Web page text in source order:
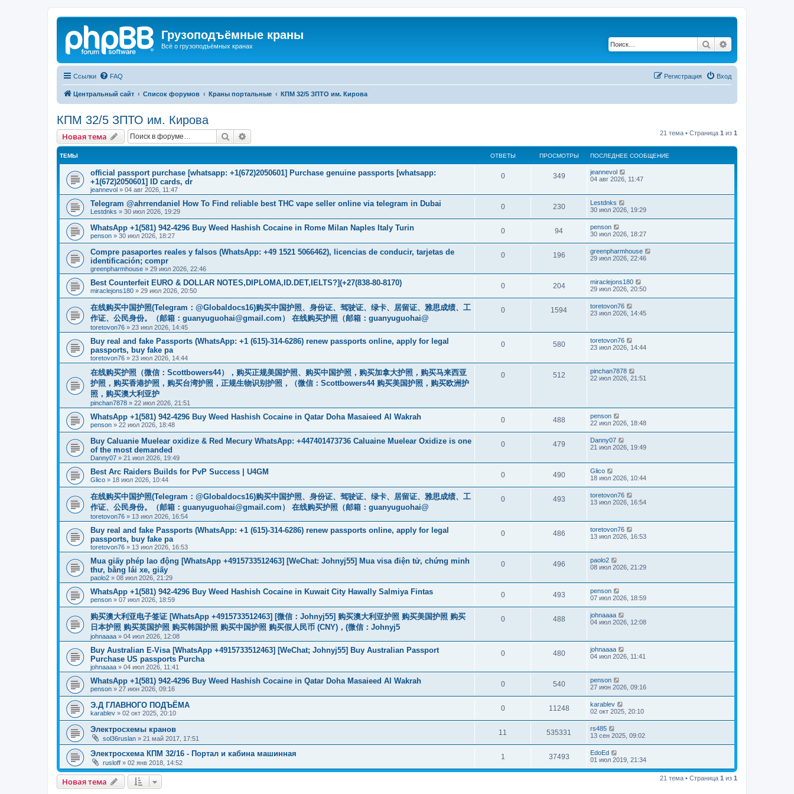
Грузоподъёмные краны
Всё о грузоподъёмных кранах Поиск
Ссылки FAQ Вход
Регистрация
Центральный сайт Список форумов Краны портальные КПМ 32/5 ЗПТО им. Кирова
КПМ 32/5 ЗПТО им. Кирова
Новая тема Поиск 21 тема • Страница 1 из 1
ТЕМЫ ОТВЕТЫ ПРОСМОТРЫ ПОСЛЕДНЕЕ СООБЩЕНИЕ
official passport purchase [whatsapp: +1(672)2050601] Purchase genuine passports [whatsapp:
+1(672)2050601] ID cards, dr
jeannevol » 04 авг 2026, 11:47
0 349
jeannevol
04 авг 2026, 11:47
Telegram @ahrrendaniel How To Find reliable best THC vape seller online via telegram in Dubai
Lestdnks » 30 июл 2026, 19:29
0 230
Lestdnks
30 июл 2026, 19:29
WhatsApp +1(581) 942-4296 Buy Weed Hashish Cocaine in Rome Milan Naples Italy Turin
penson » 30 июл 2026, 18:27
0 94
penson
30 июл 2026, 18:27
Compre pasaportes reales y falsos (WhatsApp: +49 1521 5066462), licencias de conducir, tarjetas de
identificación; compr
greenpharmhouse » 29 июл 2026, 22:46
0 196
greenpharmhouse
29 июл 2026, 22:46
Best Counterfeit EURO & DOLLAR NOTES,DIPLOMA,ID.DET,IELTS?](+27(838-80-8170)
miraclejons180 » 29 июл 2026, 20:50
0 204
miraclejons180
29 июл 2026, 20:50
在线购买中国护照(Telegram：@Globaldocs16)购买中国护照、身份证、驾驶证、绿卡、居留证、雅思成绩、工
作证、公民身份。（邮箱： guanyuguohai@gmail.com ） 在线购买护照（邮箱：guanyuguohai@
toretovon76 » 23 июл 2026, 14:45
0 1594
toretovon76
23 июл 2026, 14:45
Buy real and fake Passports (WhatsApp: +1 (615)-314-6286) renew passports online, apply for legal
passports, buy fake pa
toretovon76 » 23 июл 2026, 14:44
0 580
toretovon76
23 июл 2026, 14:44
在线购买护照（微信：Scottbowers44），购买正规美国护照、购买中国护照，购买加拿大护照，购买马来西亚
护照，购买香港护照，购买台湾护照，正规生物识别护照，（微信：Scottbowers44 购买美国护照，购买欧洲护
照，购买澳大利亚护
pinchan7878 » 22 июл 2026, 21:51
0 512
pinchan7878
22 июл 2026, 21:51
WhatsApp +1(581) 942-4296 Buy Weed Hashish Cocaine in Qatar Doha Masaieed Al Wakrah
penson » 22 июл 2026, 18:48
0 488
penson
22 июл 2026, 18:48
Buy Caluanie Muelear oxidize & Red Mecury WhatsApp: +447401473736 Caluaine Muelear Oxidize is one
of the most demanded
Danny07 » 21 июл 2026, 19:49
0 479
Danny07
21 июл 2026, 19:49
Best Arc Raiders Builds for PvP Success | U4GM
Glico » 18 июл 2026, 10:44
0 490
Glico
18 июл 2026, 10:44
在线购买中国护照(Telegram：@Globaldocs16)购买中国护照、身份证、驾驶证、绿卡、居留证、雅思成绩、工
作证、公民身份。（邮箱： guanyuguohai@gmail.com ） 在线购买护照（邮箱：guanyuguohai@
toretovon76 » 13 июл 2026, 16:54
0 493
toretovon76
13 июл 2026, 16:54
Buy real and fake Passports (WhatsApp: +1 (615)-314-6286) renew passports online, apply for legal
passports, buy fake pa
toretovon76 » 13 июл 2026, 16:53
0 486
toretovon76
13 июл 2026, 16:53
Mua giấy phép lao động [WhatsApp +4915733512463] [WeChat: Johnyj55] Mua visa điện tử, chứng minh
thư, bằng lái xe, giấy
paolo2 » 08 июл 2026, 21:29
0 496
paolo2
08 июл 2026, 21:29
WhatsApp +1(581) 942-4296 Buy Weed Hashish Cocaine in Kuwait City Hawally Salmiya Fintas
penson » 07 июл 2026, 18:59
0 493
penson
07 июл 2026, 18:59
购买澳大利亚电子签证 [WhatsApp +4915733512463] [微信：Johnyj55] 购买澳大利亚护照 购买美国护照 购买
日本护照 购买英国护照 购买韩国护照 购买中国护照 购买假人民币 (CNY)，(微信：Johnyj5
johnaaaa » 04 июл 2026, 12:08
0 488
johnaaaa
04 июл 2026, 12:08
Buy Australian E-Visa [WhatsApp +4915733512463] [WeChat; Johnyj55] Buy Australian Passport
Purchase US passports Purcha
johnaaaa » 04 июл 2026, 11:41
0 480
johnaaaa
04 июл 2026, 11:41
WhatsApp +1(581) 942-4296 Buy Weed Hashish Cocaine in Qatar Doha Masaieed Al Wakrah
penson » 27 июн 2026, 09:16
0 540
penson
27 июн 2026, 09:16
Э.Д ГЛАВНОГО ПОДЪЁМА
karablev » 02 окт 2025, 20:10
0 11248
karablev
02 окт 2025, 20:10
Электросхемы кранов
sol36ruslan » 21 май 2017, 17:51
11 535331
rs485
13 сен 2025, 09:02
Электросхема КПМ 32/16 - Портал и кабина машинная
rusloff » 02 янв 2018, 14:52
1 37493
EdoEd
01 июл 2019, 21:34
Новая тема 21 тема • Страница 1 из 1